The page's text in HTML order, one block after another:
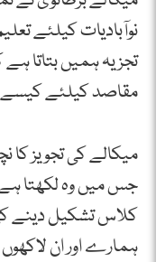
نوآبادیات کیلئے
تجزیہ ہمیں بتاتا
مقاصد کیلئے کیسے
میکالے کی تجویز کا
جس میں وہ لکھتا
کلاس تشکیل دینے
ہمارے اور ان